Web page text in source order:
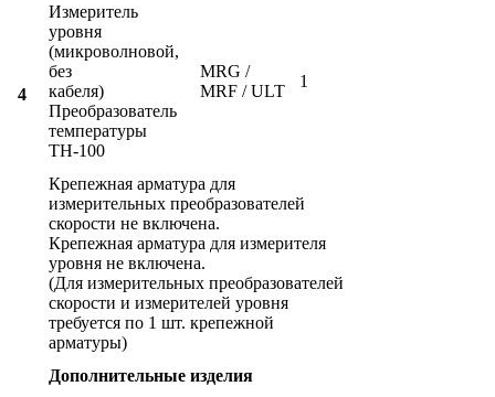
4
Измеритель
уровня
(микроволновой,
без
кабеля)
Преобразователь
температуры
ТН-100
MRG /
MRF / ULT
1
Крепежная арматура для
измерительных преобразователей
скорости не включена.
Крепежная арматура для измерителя
уровня не включена.
(Для измерительных преобразователей
скорости и измерителей уровня
требуется по 1 шт. крепежной
арматуры)
Дополнительные изделия